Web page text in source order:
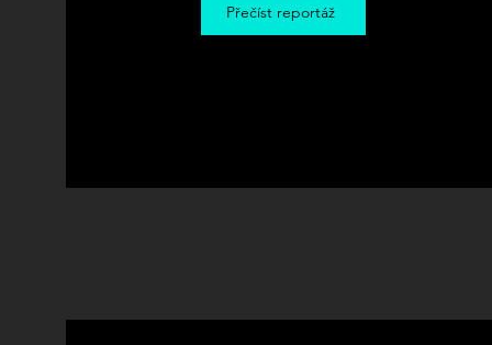
Přečíst reportáž